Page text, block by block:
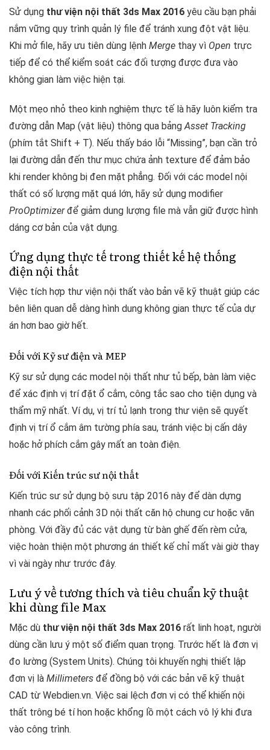
Sử dụng thư viện nội thất 3ds Max 2016 yêu cầu bạn phải
nắm vững quy trình quản lý file để tránh xung đột vật liệu.
Khi mở file, hãy ưu tiên dùng lệnh Merge thay vì Open trực
tiếp để có thể kiểm soát các đối tượng được đưa vào
không gian làm việc hiện tại.
Một mẹo nhỏ theo kinh nghiệm thực tế là hãy luôn kiểm tra
đường dẫn Map (vật liệu) thông qua bảngAsset Tracking
(phím tắt Shift + T). Nếu thấy báo lỗi “Missing”, bạn cần trỏ
lại đường dẫn đến thư mục chứa ảnh texture để đảm bảo
khi render không bị đen mặt phẳng. Đối với các model nội
thất có số lượng mặt quá lớn, hãy sử dụng modifier
ProOptimizerđể giảm dung lượng file mà vẫn giữ được hình
dáng cơ bản của vật dụng.
Ứng dụng thực tế trong thiết kế hệ thống
điện nội thất
Việc tích hợp thư viện nội thất vào bản vẽ kỹ thuật giúp các
bên liên quan dễ dàng hình dung không gian thực tế của dự
án hơn bao giờ hết.
Đối với Kỹ sư điện và MEP
Kỹ sư sử dụng các model nội thất như tủ bếp, bàn làm việc
để xác định vị trí đặt ổ cắm, công tắc sao cho tiện dụng và
thẩm mỹ nhất. Ví dụ, vị trí tủ lạnh trong thư viện sẽ quyết
định vị trí ổ cắm âm tường phía sau, tránh việc bị cấn dây
hoặc hở phích cắm gây mất an toàn điện.
Đối với Kiến trúc sư nội thất
Kiến trúc sư sử dụng bộ sưu tập 2016 này để dàn dựng
nhanh các phối cảnh 3D nội thất căn hộ chung cư hoặc văn
phòng. Với đầy đủ các vật dụng từ bàn ghế đến rèm cửa,
việc hoàn thiện một phương án thiết kế chỉ mất vài giờ thay
vì vài ngày như trước đây.
Lưu ý về tương thích và tiêu chuẩn kỹ thuật
khi dùng file Max
Mặc dù thư viện nội thất 3ds Max 2016 rất linh hoạt, người
dùng cần lưu ý một số điểm quan trọng. Trước hết là đơn vị
đo lường (System Units). Chúng tôi khuyến nghị thiết lập
đơn vị là Millimeters để đồng bộ với các bản vẽ kỹ thuật
CAD từ Webdien.vn. Việc sai lệch đơn vị có thể khiến nội
thất trông bé tí hon hoặc khổng lồ một cách vô lý khi đưa
vào công trình.